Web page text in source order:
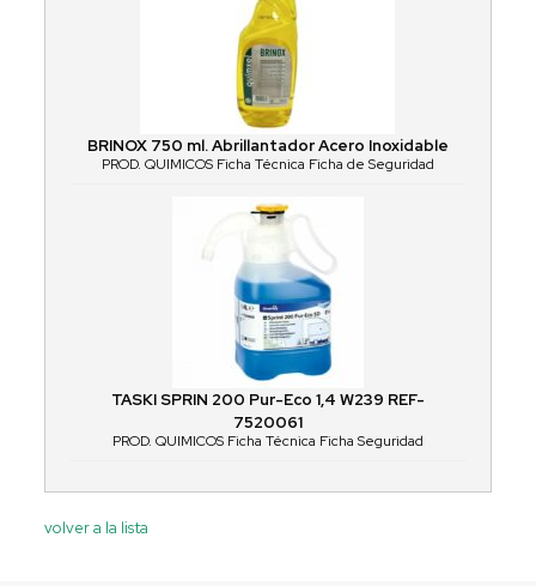
BRINOX 750 ml. Abrillantador Acero Inoxidable
PROD. QUIMICOS Ficha Técnica Ficha de Seguridad
TASKI SPRIN 200 Pur-Eco 1,4 W239 REF-
7520061
PROD. QUIMICOS Ficha Técnica Ficha Seguridad
volver a la lista